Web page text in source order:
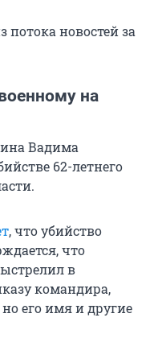
новостей за
на
Вадима
62-летнего
, что убийство
что
в
командира,
его имя и другие